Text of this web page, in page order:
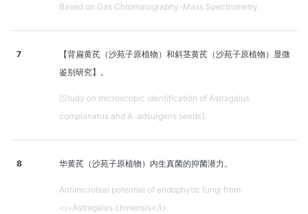
Based on Gas Chromatography-Mass Spectrometry.
7
【背扁黄芪（沙苑子原植物）和斜茎黄芪（沙苑子原植物）显微
鉴别研究】。
[Study on microscopic identification of Astragalus
complanatus and A. adsurgens seeds].
8 华黄芪（沙苑子原植物）内生真菌的抑菌潜力。
Antimicrobial potential of endophytic fungi from
<i>Astragalus chinensis</i>.